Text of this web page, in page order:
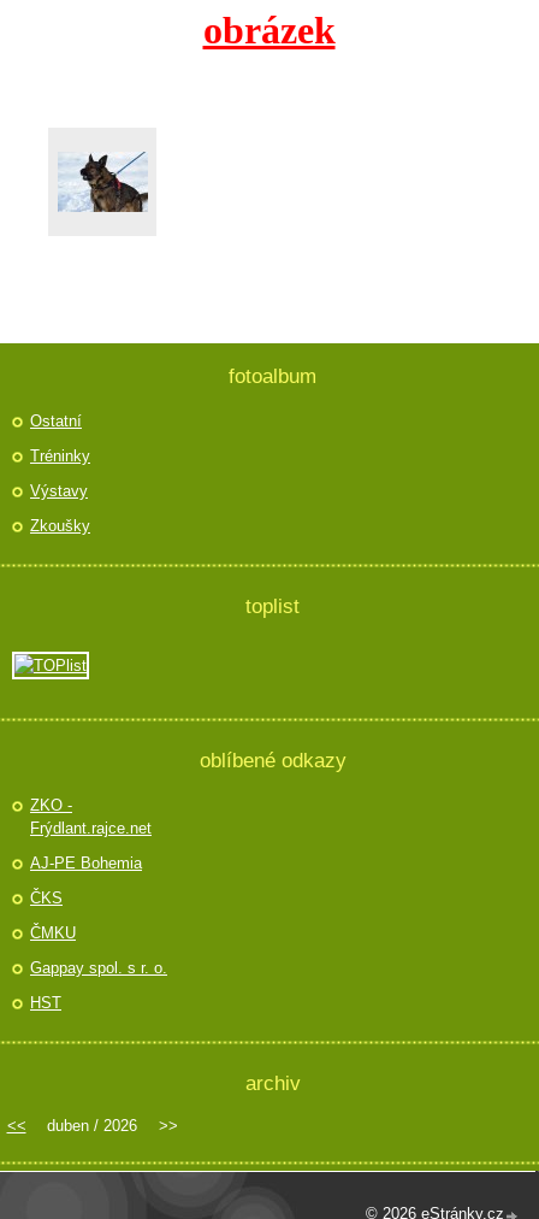
obrázek
fotoalbum
Ostatní
Tréninky
Výstavy
Zkoušky
toplist
oblíbené odkazy
ZKO -
Frýdlant.rajce.net
AJ-PE Bohemia
ČKS
ČMKU
Gappay spol. s r. o.
HST
archiv
<< duben / 2026 >>
© 2026 eStránky.cz